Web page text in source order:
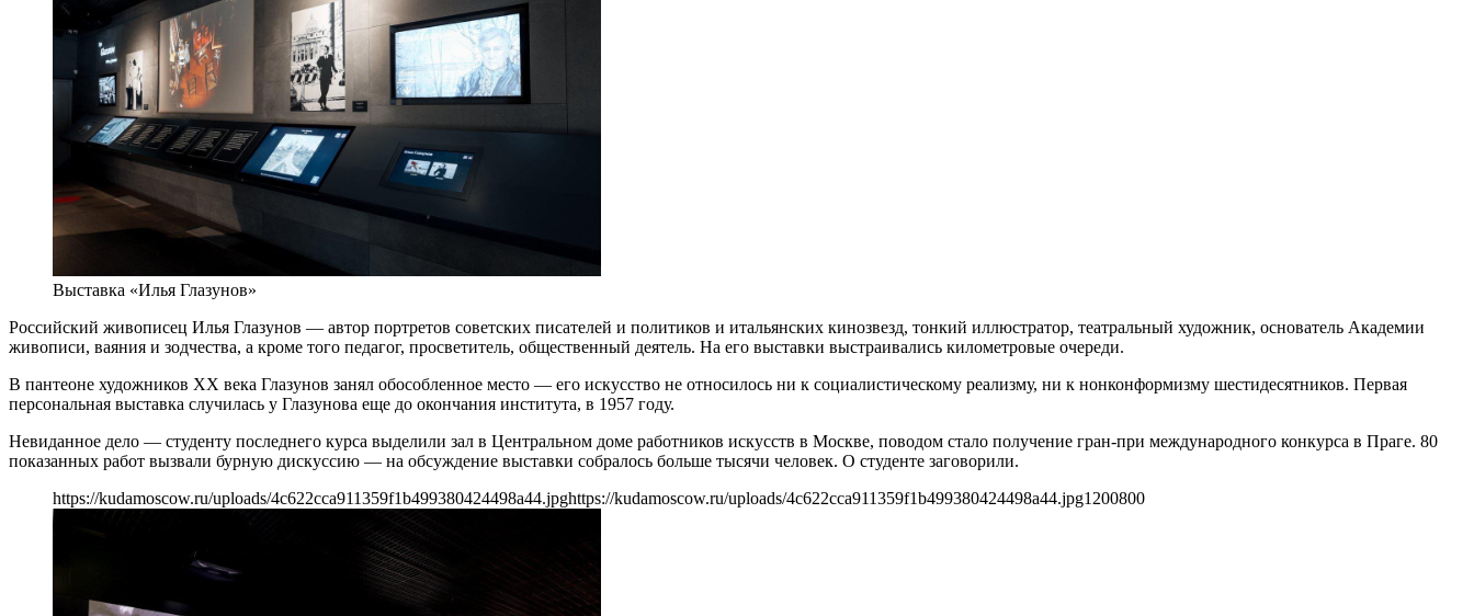
Выставка «Илья Глазунов»
Российский живописец Илья Глазунов — автор портретов советских писателей и политиков и итальянских кинозвезд, тонкий иллюстратор, театральный художник, основатель Академии
живописи, ваяния и зодчества, а кроме того педагог, просветитель, общественный деятель. На его выставки выстраивались километровые очереди.
В пантеоне художников ХХ века Глазунов занял обособленное место — его искусство не относилось ни к социалистическому реализму, ни к нонконформизму шестидесятников. Первая
персональная выставка случилась у Глазунова еще до окончания института, в 1957 году.
Невиданное дело — студенту последнего курса выделили зал в Центральном доме работников искусств в Москве, поводом стало получение гран-при международного конкурса в Праге. 80
показанных работ вызвали бурную дискуссию — на обсуждение выставки собралось больше тысячи человек. О студенте заговорили.
https://kudamoscow.ru/uploads/4c622cca911359f1b499380424498a44.jpghttps://kudamoscow.ru/uploads/4c622cca911359f1b499380424498a44.jpg1200800